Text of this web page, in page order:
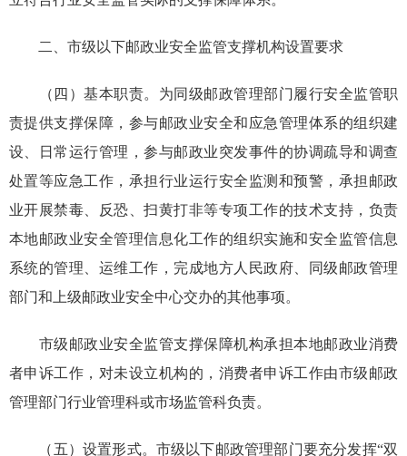
二、市级以下邮政业安全监管支撑机构设置要求
（四）基本职责。为同级邮政管理部门履行安全监管职
责提供支撑保障，参与邮政业安全和应急管理体系的组织建
设、日常运行管理，参与邮政业突发事件的协调疏导和调查
处置等应急工作，承担行业运行安全监测和预警，承担邮政
业开展禁毒、反恐、扫黄打非等专项工作的技术支持，负责
本地邮政业安全管理信息化工作的组织实施和安全监管信息
系统的管理、运维工作，完成地方人民政府、同级邮政管理
部门和上级邮政业安全中心交办的其他事项。
市级邮政业安全监管支撑保障机构承担本地邮政业消费
者申诉工作，对未设立机构的，消费者申诉工作由市级邮政
管理部门行业管理科或市场监管科负责。
（五）设置形式。市级以下邮政管理部门要充分发挥“双